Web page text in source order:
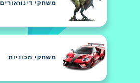
משחקי דינוזאורים
משחקי מכוניות